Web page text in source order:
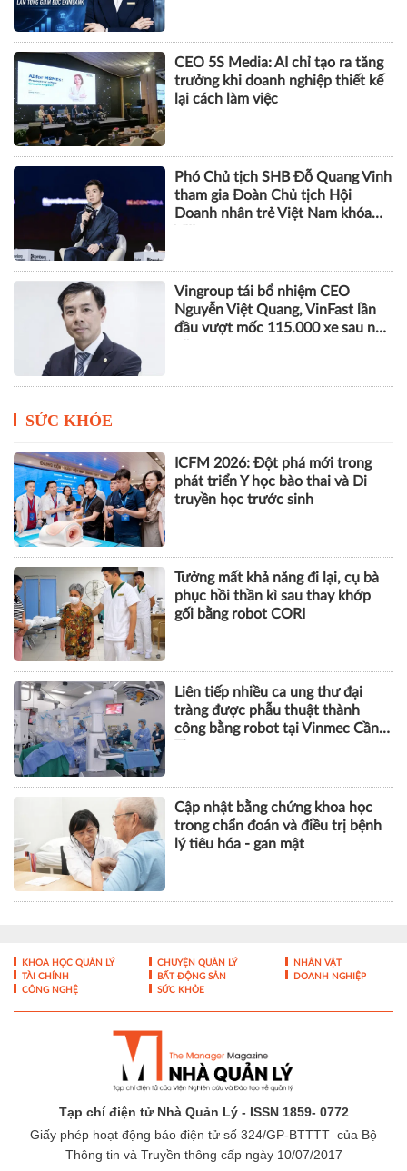
CEO 5S Media: AI chỉ tạo ra tăng
trưởng khi doanh nghiệp thiết kế
lại cách làm việc
Phó Chủ tịch SHB Đỗ Quang Vinh
tham gia Đoàn Chủ tịch Hội
Doanh nhân trẻ Việt Nam khóa
Vingroup tái bổ nhiệm CEO
Nguyễn Việt Quang, VinFast lần
đầu vượt mốc 115.000 xe sau nửa
SỨC KHỎE
ICFM 2026: Đột phá mới trong
phát triển Y học bào thai và Di
truyền học trước sinh
Tưởng mất khả năng đi lại, cụ bà
phục hồi thần kì sau thay khớp
gối bằng robot CORI
Liên tiếp nhiều ca ung thư đại
tràng được phẫu thuật thành
công bằng robot tại Vinmec Cần
Cập nhật bằng chứng khoa học
trong chẩn đoán và điều trị bệnh
lý tiêu hóa - gan mật
KHOA HỌC QUẢN LÝ CHUYỆN QUẢN LÝ
NHÂN VẬT
TÀI CHÍNH
BẤT ĐỘNG SẢN
DOANH NGHIỆP
CÔNG NGHỆ
SỨC KHỎE
Tạp chí điện tử Nhà Quản Lý - ISSN 1859- 0772
Giấy phép hoạt động báo điện tử số 324/GP-BTTTT của Bộ
Thông tin và Truyền thông cấp ngày 10/07/2017